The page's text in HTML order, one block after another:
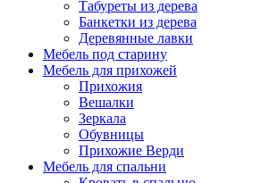
Табуреты из дерева
Банкетки из дерева
Деревянные лавки
Мебель под старину
Мебель для прихожей
Прихожия
Вешалки
Зеркала
Обувницы
Прихожие Верди
Мебель для спальни